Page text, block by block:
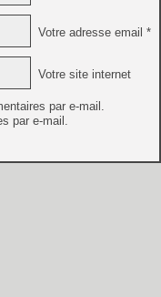
Votre adresse email *
Votre site internet
par e-mail.
par e-mail.